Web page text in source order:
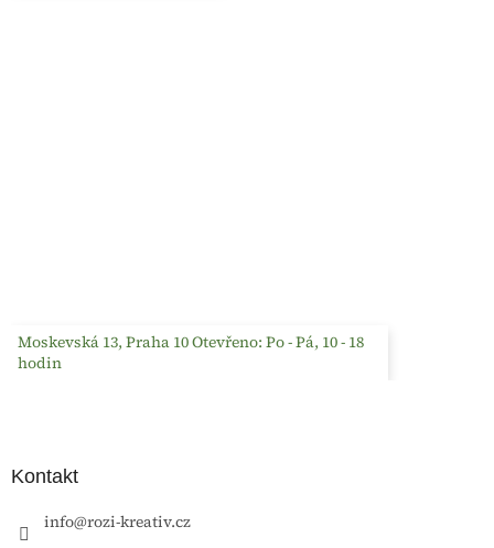
Moskevská 13, Praha 10 Otevřeno: Po - Pá, 10 - 18
hodin
Kontakt
info@rozi-kreativ.cz